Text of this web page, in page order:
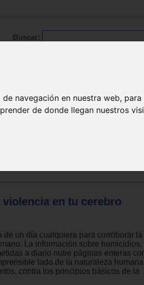
navegación en nuestra web,
de donde llegan nuestros
Buscar:
violencia en tu cerebro
de un día cualquiera para corroborar la
La información sobre homicidios,
a diario nutre páginas enteras
lado de la naturaleza
contra los principios básicos de la